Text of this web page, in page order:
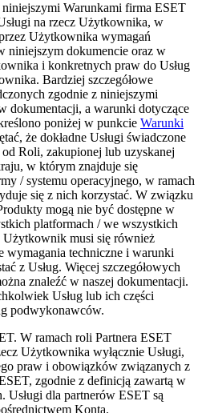
Warunkami firma ESET
na rzecz Użytkownika, w
Użytkownika wymagań
niniejszym dokumencie oraz w
i konkretnych praw do Usług
Bardziej szczegółowe
zgodnie z niniejszymi
dokumentacji, a warunki dotyczące
poniżej w punkcie Warunki
że dokładne Usługi świadczone
Roli, zakupionej lub uzyskanej
w którym znajduje się
/ systemu operacyjnego, w ramach
się z nich korzystać. W związku
mogą nie być dostępne w
platformach / we wszystkich
Użytkownik musi się również
wymagania techniczne i warunki
z Usług. Więcej szczegółowych
znaleźć w naszej dokumentacji.
Usług lub ich części
podwykonawców.
W ramach roli Partnera ESET
Użytkownika wyłącznie Usługi,
praw i obowiązków związanych z
zgodnie z definicją zawartą w
Usługi dla partnerów ESET są
Konta.